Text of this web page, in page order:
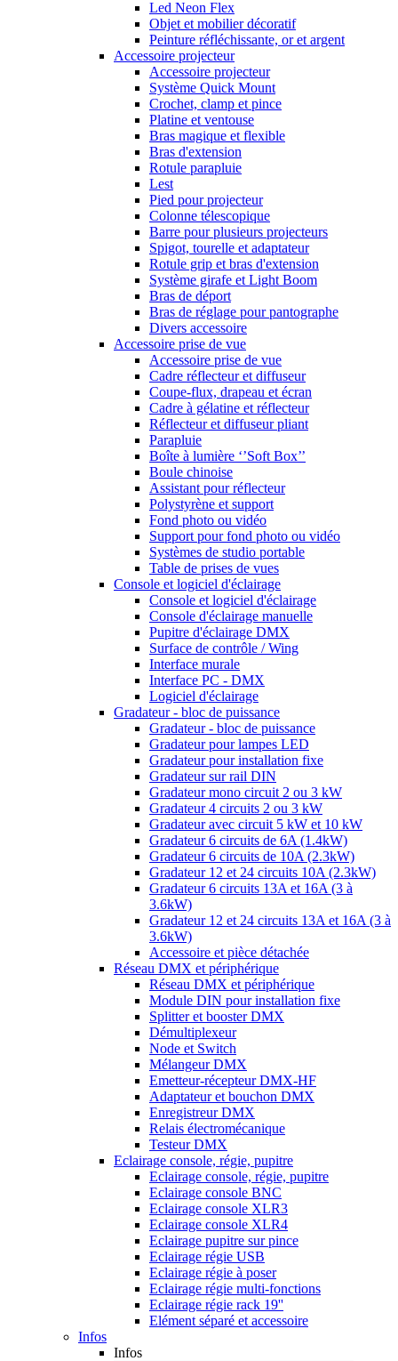
Led Neon Flex
Objet et mobilier décoratif
Peinture réfléchissante, or et argent
Accessoire projecteur
Accessoire projecteur
Système Quick Mount
Crochet, clamp et pince
Platine et ventouse
Bras magique et flexible
Bras d'extension
Rotule parapluie
Lest
Pied pour projecteur
Colonne télescopique
Barre pour plusieurs projecteurs
Spigot, tourelle et adaptateur
Rotule grip et bras d'extension
Système girafe et Light Boom
Bras de déport
Bras de réglage pour pantographe
Divers accessoire
Accessoire prise de vue
Accessoire prise de vue
Cadre réflecteur et diffuseur
Coupe-flux, drapeau et écran
Cadre à gélatine et réflecteur
Réflecteur et diffuseur pliant
Parapluie
Boîte à lumière ‘’Soft Box’’
Boule chinoise
Assistant pour réflecteur
Polystyrène et support
Fond photo ou vidéo
Support pour fond photo ou vidéo
Systèmes de studio portable
Table de prises de vues
Console et logiciel d'éclairage
Console et logiciel d'éclairage
Console d'éclairage manuelle
Pupitre d'éclairage DMX
Surface de contrôle / Wing
Interface murale
Interface PC - DMX
Logiciel d'éclairage
Gradateur - bloc de puissance
Gradateur - bloc de puissance
Gradateur pour lampes LED
Gradateur pour installation fixe
Gradateur sur rail DIN
Gradateur mono circuit 2 ou 3 kW
Gradateur 4 circuits 2 ou 3 kW
Gradateur avec circuit 5 kW et 10 kW
Gradateur 6 circuits de 6A (1.4kW)
Gradateur 6 circuits de 10A (2.3kW)
Gradateur 12 et 24 circuits 10A (2.3kW)
Gradateur 6 circuits 13A et 16A (3 à
3.6kW)
Gradateur 12 et 24 circuits 13A et 16A (3 à
3.6kW)
Accessoire et pièce détachée
Réseau DMX et périphérique
Réseau DMX et périphérique
Module DIN pour installation fixe
Splitter et booster DMX
Démultiplexeur
Node et Switch
Mélangeur DMX
Emetteur-récepteur DMX-HF
Adaptateur et bouchon DMX
Enregistreur DMX
Relais électromécanique
Testeur DMX
Eclairage console, régie, pupitre
Eclairage console, régie, pupitre
Eclairage console BNC
Eclairage console XLR3
Eclairage console XLR4
Eclairage pupitre sur pince
Eclairage régie USB
Eclairage régie à poser
Eclairage régie multi-fonctions
Eclairage régie rack 19''
Elément séparé et accessoire
Infos
Infos